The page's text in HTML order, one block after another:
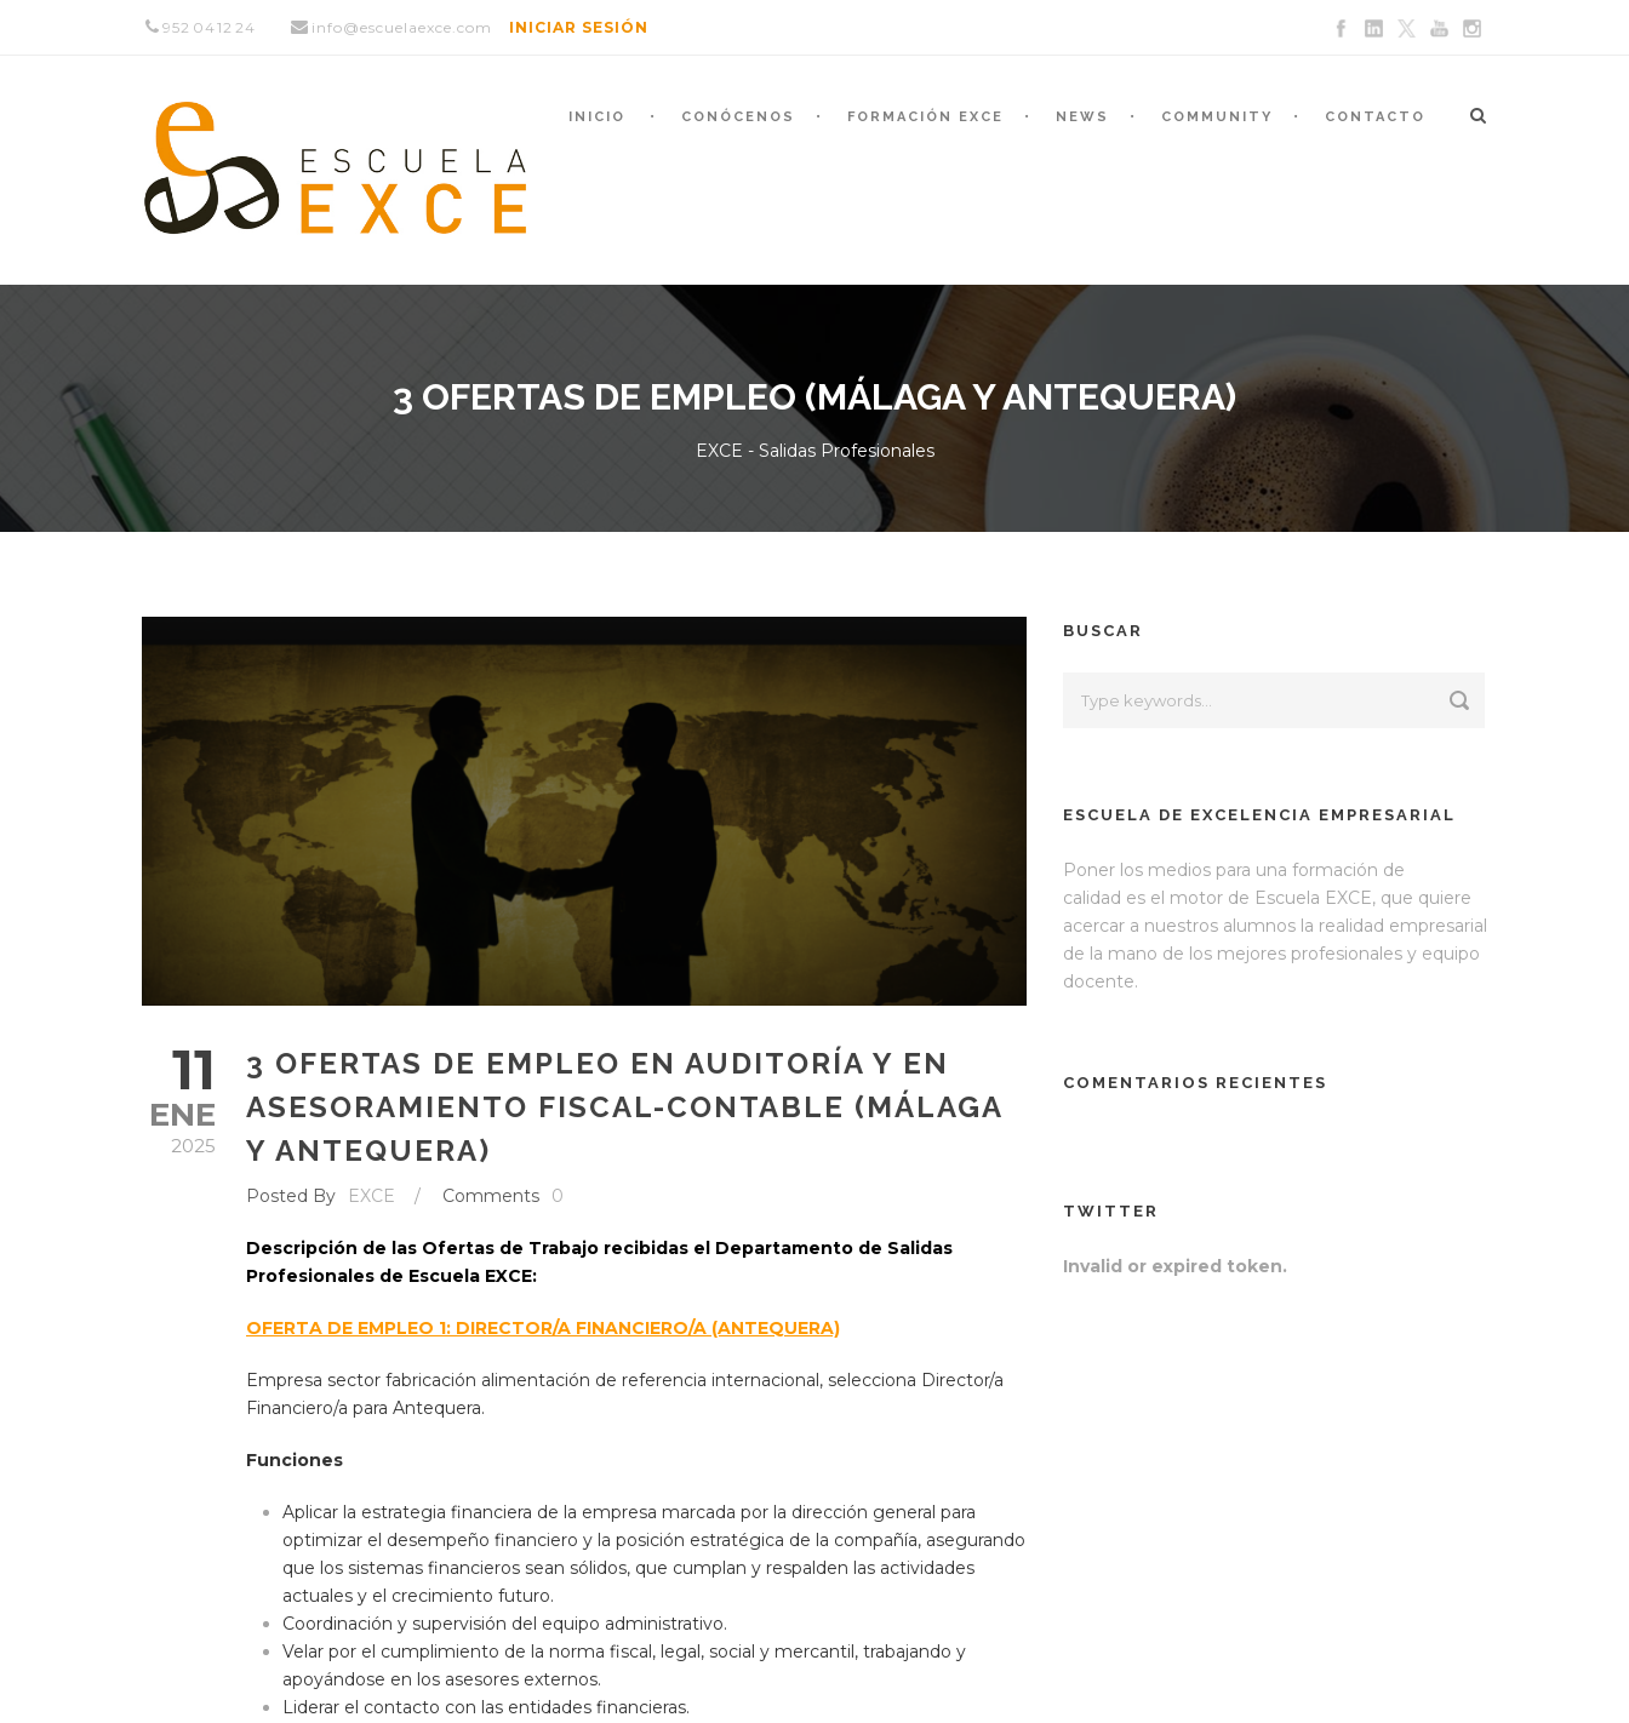
952 04 12 24 info@escuelaexce.com INICIAR SESIÓN
INICIO CONÓCENOS FORMACIÓN EXCE NEWS COMMUNITY CONTACTO
3 OFERTAS DE EMPLEO (MÁLAGA Y ANTEQUERA)
EXCE - Salidas Profesionales
11
ENE
2025
3 OFERTAS DE EMPLEO EN AUDITORÍA Y EN
ASESORAMIENTO FISCAL-CONTABLE (MÁLAGA
Y ANTEQUERA)
Posted By EXCE / Comments 0
Descripción de las Ofertas de Trabajo recibidas el Departamento de Salidas
Profesionales de Escuela EXCE:
OFERTA DE EMPLEO 1: DIRECTOR/A FINANCIERO/A (ANTEQUERA)
Empresa sector fabricación alimentación de referencia internacional, selecciona Director/a
Financiero/a para Antequera.
Funciones
Aplicar la estrategia financiera de la empresa marcada por la dirección general para
optimizar el desempeño financiero y la posición estratégica de la compañía, asegurando
que los sistemas financieros sean sólidos, que cumplan y respalden las actividades
actuales y el crecimiento futuro.
Coordinación y supervisión del equipo administrativo.
Velar por el cumplimiento de la norma fiscal, legal, social y mercantil, trabajando y
apoyándose en los asesores externos.
Liderar el contacto con las entidades financieras.
BUSCAR
ESCUELA DE EXCELENCIA EMPRESARIAL
Poner los medios para una formación de
calidad es el motor de Escuela EXCE, que quiere
acercar a nuestros alumnos la realidad empresarial
de la mano de los mejores profesionales y equipo
docente.
COMENTARIOS RECIENTES
TWITTER
Invalid or expired token.